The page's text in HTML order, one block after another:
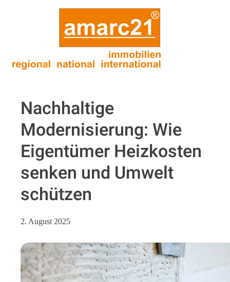
Nachhaltige
Modernisierung: Wie
Eigentümer Heizkosten
senken und Umwelt
schützen
2. August 2025